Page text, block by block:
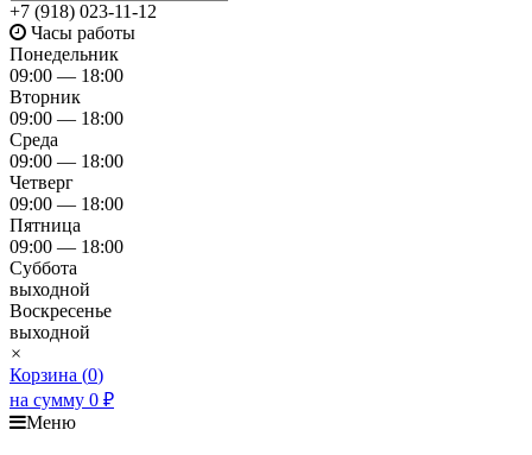
+7 (918) 023-11-12
Часы работы
Понедельник
09:00 — 18:00
Вторник
09:00 — 18:00
Среда
09:00 — 18:00
Четверг
09:00 — 18:00
Пятница
09:00 — 18:00
Суббота
выходной
Воскресенье
выходной
×
Корзина (0)
на сумму 0 ₽
Меню